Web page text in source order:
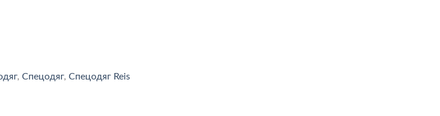
, Спецодяг, Спецодяг Reis